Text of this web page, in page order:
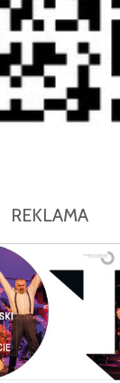
REKLAMA